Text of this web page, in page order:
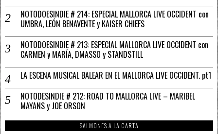
NOTODOESINDIE # 214: ESPECIAL MALLORCA LIVE OCCIDENT con
UMBRA, LEÓN BENAVENTE y KAISER CHIEFS
NOTODOESINDIE # 213: ESPECIAL MALLORCA LIVE OCCIDENT con
CARMEN y MARÍA, DMASSO y STANDSTILL
LA ESCENA MUSICAL BALEAR EN EL MALLORCA LIVE OCCIDENT. pt1
NOTODESINDIE # 212: ROAD TO MALLORCA LIVE – MARIBEL
MAYANS y JOE ORSON
SALMONES A LA CARTA